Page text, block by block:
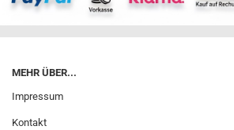
MEHR ÜBER...
Impressum
Kontakt